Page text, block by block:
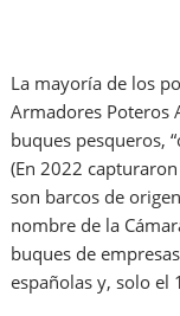
La mayoría de los
Armadores Poteros
buques pesqueros,
(En 2022
son barcos de
nombre de la
buques de
españolas y, solo el